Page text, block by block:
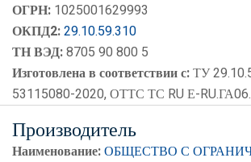
ОГРН: 1025001629993
ОКПД2:29.10.59.310
ТН ВЭД:8705 90 800 5
Изготовлена в соответствии с:ТУ
53115080-2020, ОТТС ТС RU Е-
Производитель
Наименование:ОБЩЕСТВО С